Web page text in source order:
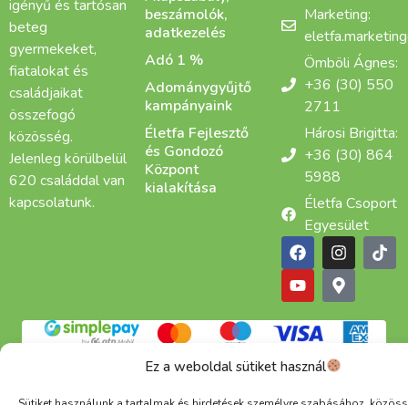
Ez a weboldal sütiket használ
igényű és tartósan
beteg
gyermekeket,
fiatalokat és
családjaikat
összefogó
közösség.
Jelenleg körülbelül
620 családdal van
kapcsolatunk.
beszámolók,
adatkezelés
Adó 1 %
Adománygyűjtő
kampányaink
Életfa Fejlesztő
és Gondozó
Központ
kialakítása
Marketing:
Ömböli Ágnes:
+36 (30) 550
2711
Hárosi Brigitta:
+36 (30) 864
5988
Életfa Csoport
Egyesület
Adatkezelési tájékoztatóCookie
ÁSZF
Alapítva: 2015 | Copyright © 2025 Életfa Csoport |